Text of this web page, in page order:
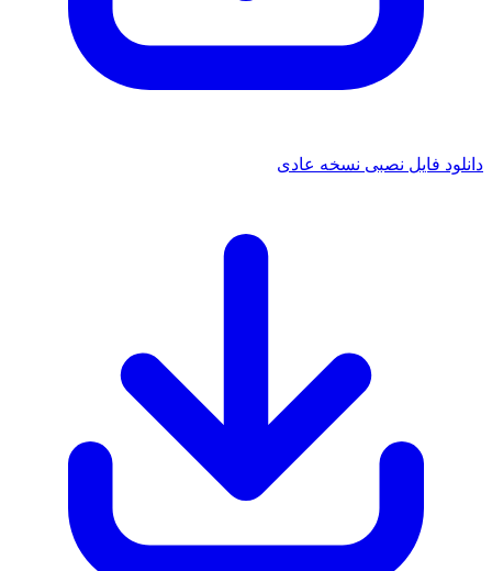
فایل نصبی نسخه عادی